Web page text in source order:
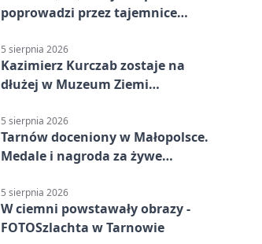
poprowadzi przez tajemnice
5 sierpnia 2026
Kazimierz Kurczab zostaje na
dłużej w Muzeum Ziemi
5 sierpnia 2026
Tarnów doceniony w Małopolsce.
Medale i nagroda za żywe
5 sierpnia 2026
W ciemni powstawały obrazy -
FOTOSzlachta w Tarnowie